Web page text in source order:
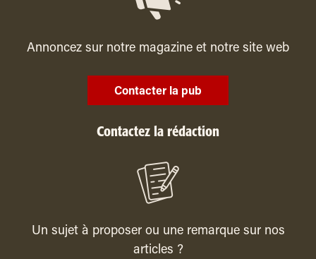
Annoncez sur notre magazine et notre site web
Contacter la pub
Contactez la rédaction
Un sujet à proposer ou une remarque sur nos
articles ?